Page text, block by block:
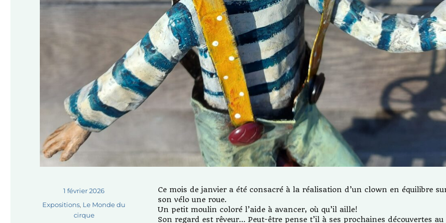
Ce mois de janvier a été consacré à la réalisation d’un clown en équilibre
son vélo une roue.
Un petit moulin coloré l’aide à avancer, où qu’il aille!
Son regard est rêveur… Peut-être pense t’il à ses prochaines découvertes au
Publié
le
1 février 2026
Catégories
Expositions, Le Monde du
cirque